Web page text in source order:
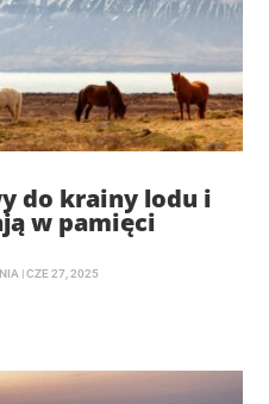
do krainy lodu i
w pamięci
|CZE 27, 2025